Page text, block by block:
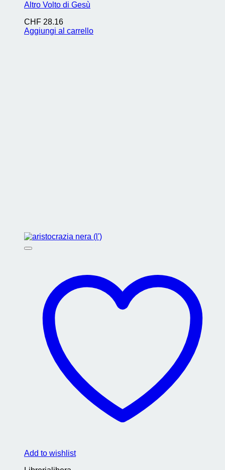
Altro Volto di Gesù
CHF 28.16
Aggiungi al carrello
Add to wishlist